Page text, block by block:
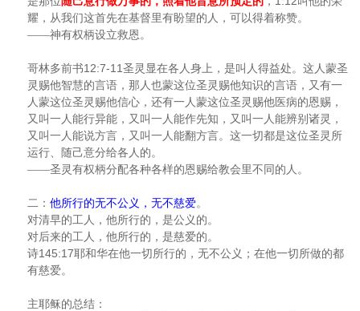
耀，从我们这首先在基督里有盼望的人，可以得着称赞。
——神有权柄设立救恩。
哥林多前书12:7-11 圣灵显在各人身上，是叫人得益处。这人蒙圣
灵赐他智慧的言语，那人也蒙这位圣灵赐他知识的言语，又有一
人蒙这位圣灵赐他信心，还有一人蒙这位圣灵赐他医病的恩赐，
又叫一人能行异能，又叫一人能作先知，又叫一人能辨别诸灵，
又叫一人能说方言，又叫一人能翻方言。这一切都是这位圣灵所
运行、随己意分给各人的。
——圣灵有权柄分配各种各样的恩赐给教会里不同的人。
二： 他所行的无不公义，无不慈爱。
对清早的工人，他所行的，是公义的。
对后来的工人，他所行的，是慈爱的。
诗145:17耶和华在他一切所行的，无不公义；在他一切所做的都
有慈爱。
主耶稣的总结：